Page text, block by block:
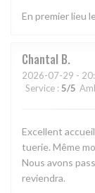
En premier lieu
Chantal B
2026-07-29 -
Service : 5/5
Excellent
tuerie. Même
Nous avons
reviendra.